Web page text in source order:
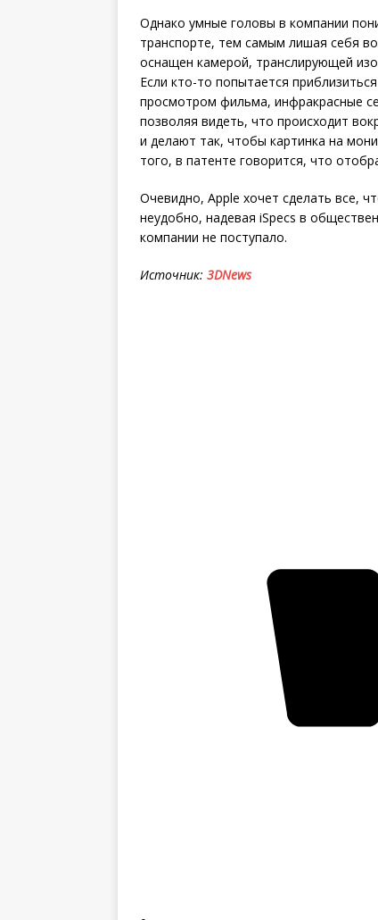
Однако умные головы в компании
транспорте, тем самым лишая себя
оснащен камерой, транслирующей
Если кто-то попытается
просмотром фильма, инфракрасные
позволяя видеть, что происходит
и делают так, чтобы картинка на
того, в патенте говорится, что
Очевидно, Apple хочет сделать все,
неудобно, надевая iSpecs в
компании не поступало.
Источник: 3DNews